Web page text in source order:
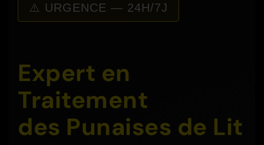
⚠️ URGENCE — 24H/7J
Expert en
Traitement
des Punaises de Lit